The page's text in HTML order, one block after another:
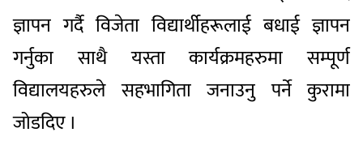
ज्ञापन गर्दै विजेता विद्यार्थीहरूलाई बधाई ज्ञापन
गर्नुका साथै यस्ता कार्यक्रमहरुमा सम्पूर्ण
विद्यालयहरुले सहभागिता जनाउनु पर्ने कुरामा
जोडदिए ।